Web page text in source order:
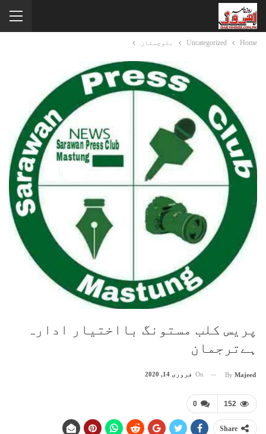
Home
Uncategorized بلوچستان
پریس کلب مستونگ بااختیار ادارہ
ہےترجمان
By Majeed
On فروری 14, 2020
0 152
Share